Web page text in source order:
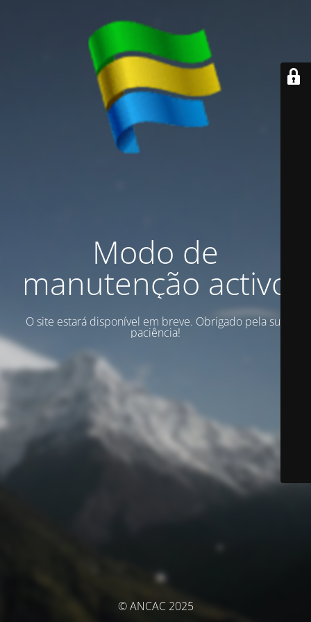
Modo de
manutenção activo
O site estará disponível em breve. Obrigado pela sua
paciência!
© ANCAC 2025